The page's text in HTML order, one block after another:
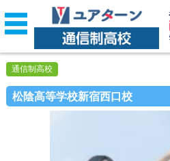
松陰高等学校新宿西口校
通信制高校